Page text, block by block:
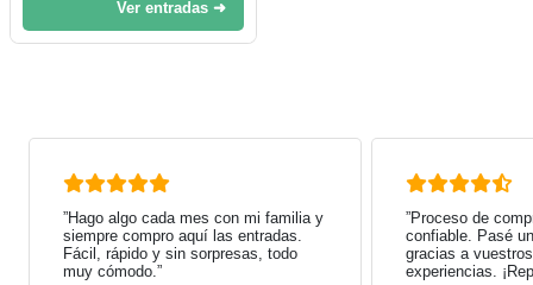
Ver entradas ➜
”Hago algo cada mes con mi familia y
siempre compro aquí las entradas.
Fácil, rápido y sin sorpresas, todo
muy cómodo.”
”Proceso de
confiable. Pasé
gracias a
experiencias.